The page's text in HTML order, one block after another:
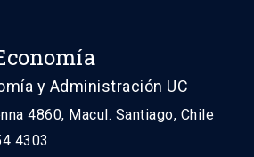
y Administración UC
4860, Macul. Santiago, Chile
4303